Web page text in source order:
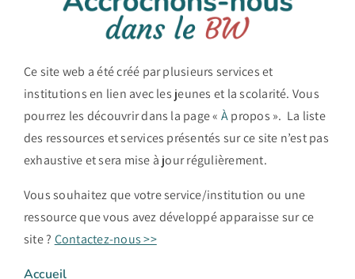
Ce site web a été créé par plusieurs services et
institutions en lien avec les jeunes et la scolarité. Vous
pourrez les découvrir dans la page « Àpropos ». La liste
des ressources et services présentés sur ce site n’est pas
exhaustive et sera mise à jour régulièrement.
Vous souhaitez que votre service/institution ou une
ressource que vous avez développé apparaisse sur ce
site ? Contactez-nous >>
Accueil